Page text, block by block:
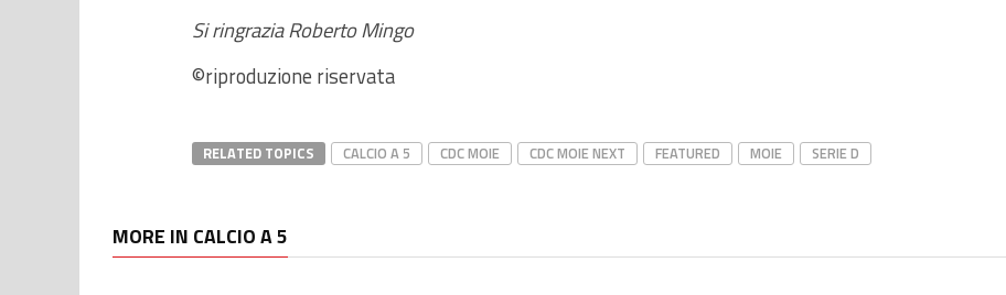
Si ringrazia Roberto Mingo
©riproduzione riservata
RELATED TOPICS CALCIO A 5 CDC MOIE CDC MOIE NEXT FEATURED MOIE SERIE D
MORE IN CALCIO A 5